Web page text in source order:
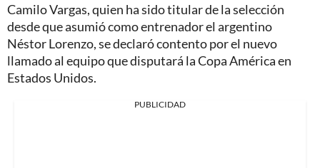
Camilo Vargas, quien ha sido titular de la selección
desde que asumió como entrenador el argentino
Néstor Lorenzo, se declaró contento por el nuevo
llamado al equipo que disputará la Copa América en
Estados Unidos.
PUBLICIDAD